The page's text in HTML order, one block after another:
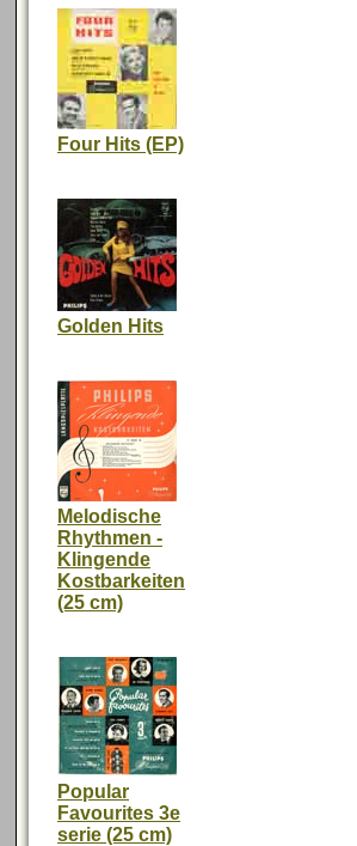
Four Hits (EP)
Golden Hits
Melodische
Rhythmen -
Klingende
Kostbarkeiten
(25 cm)
Popular
Favourites 3e
serie (25 cm)